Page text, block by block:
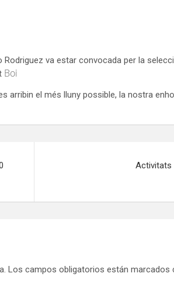
Rodriguez va estar convocada per la
Boi
arribin el més lluny possible, la nostra
Activitats
Los campos obligatorios están marcados